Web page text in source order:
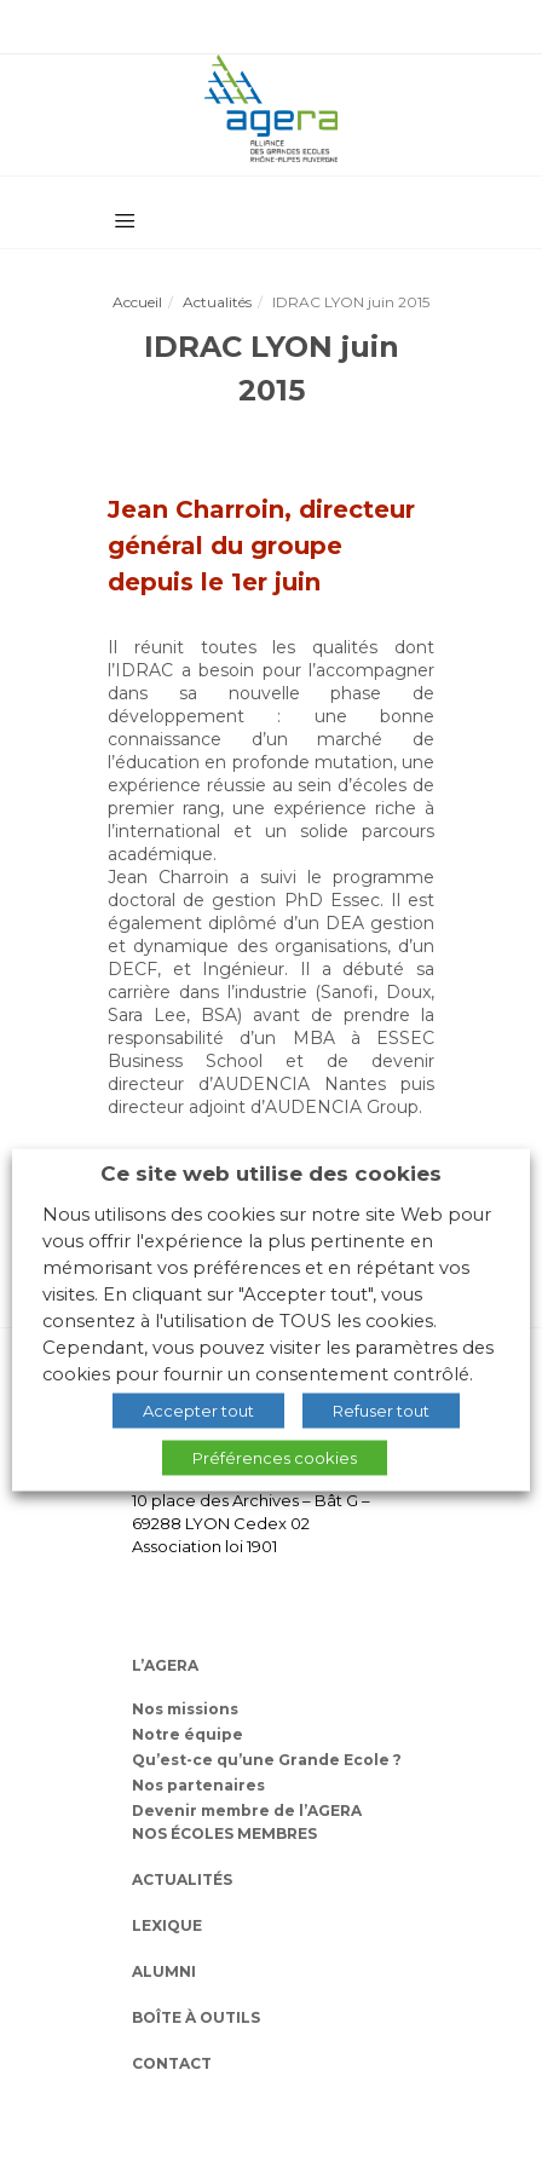
Accueil Actualités IDRAC LYON juin 2015
IDRAC LYON juin
2015
Jean Charroin, directeur
général du groupe
depuis le 1er juin
Il réunit toutes les qualités dont
l’IDRAC a besoin pour l’accompagner
dans sa nouvelle phase de
développement : une bonne
connaissance d’un marché de
l’éducation en profonde mutation, une
expérience réussie au sein d’écoles de
premier rang, une expérience riche à
l’international et un solide parcours
académique.
Jean Charroin a suivi le programme
doctoral de gestion PhD Essec. Il est
également diplômé d’un DEA gestion
et dynamique des organisations, d’un
DECF, et Ingénieur. Il a débuté sa
carrière dans l’industrie (Sanofi, Doux,
Sara Lee, BSA) avant de prendre la
responsabilité d’un MBA à ESSEC
Business School et de devenir
directeur d’AUDENCIA Nantes puis
directeur adjoint d’AUDENCIA Group.
10 place des Archives – Bât G –
69288 LYON Cedex 02
Association loi 1901
L’AGERA
Nos missions
Notre équipe
Qu’est-ce qu’une Grande Ecole ?
Nos partenaires
Devenir membre de l’AGERA
NOS ÉCOLES MEMBRES
ACTUALITÉS
LEXIQUE
ALUMNI
BOÎTE À OUTILS
CONTACT
Ce site web utilise des cookies
Nous utilisons des cookies sur notre site Web pour
vous offrir l'expérience la plus pertinente en
mémorisant vos préférences et en répétant vos
visites. En cliquant sur "Accepter tout", vous
consentez à l'utilisation de TOUS les cookies.
Cependant, vous pouvez visiter les paramètres des
cookies pour fournir un consentement contrôlé.
Accepter tout Refuser tout
Préférences cookies